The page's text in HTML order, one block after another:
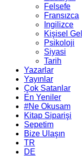
Felsefe
Fransızca
Ingilizce
Kişisel
Psikoloji
Siyasi
Tarih
Yazarlar
Yayınlar
Çok Satanlar
En Yeniler
#Ne Okusam
Kitap Siparişi
Sepetim
Bize Ulaşın
TR
DE